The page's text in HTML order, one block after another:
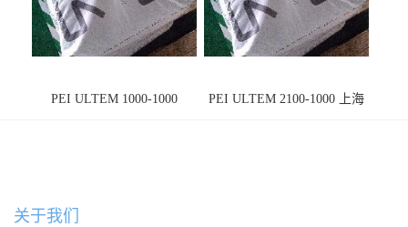
PEI ULTEM 1000-1000
PEI ULTEM 2100-1000 上海
关于我们